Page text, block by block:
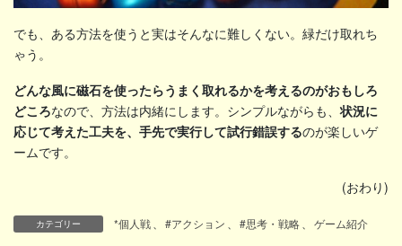
でも、ある方法を使うと実はそんなに難しくない。緑だけ取れち
ゃう。
どんな風に磁石を使ったらうまく取れるかを考えるのがおもしろ
どころなので、方法は内緒にします。シンプルながらも、状況に
応じて考えた工夫を、手先で実行して試行錯誤するのが楽しいゲ
ームです。
(おわり)
カテゴリー *個人戦 #アクション #思考・戦略 ゲーム紹介